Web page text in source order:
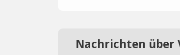
Nachrichten über